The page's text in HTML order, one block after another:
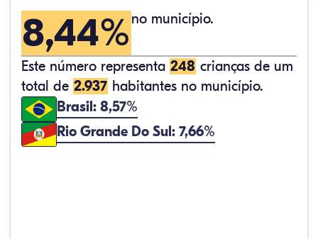
8,44% no município.
Este número representa 248 crianças de um
total de 2.937 habitantes no município.
Brasil: 8,57%
Rio Grande Do Sul: 7,66%